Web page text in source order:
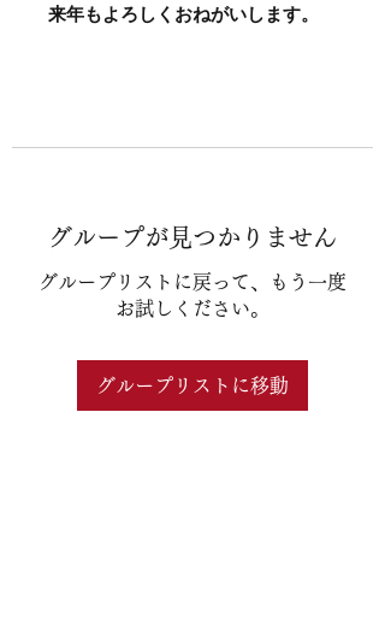
​来年もよろしくおねがいします。
グループが見つかりません
グループリストに戻って、もう一度
お試しください。
グループリストに移動